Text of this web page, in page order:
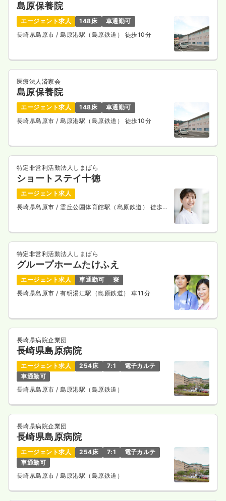
ブランク可
第二新卒可
気になる 詳細を見る
日勤のみ（パート） 一時募集休止
給与 お問い合わせください
時間 8:30～17:30
ブランク可
第二新卒可
詳細を見る
その他正看護師
日勤のみ（常勤） 一時募集休止
月給24万円以上可
気になる 詳細を見る
島原保養院
エージェント求人 148床
車通勤可
長崎県島原市 / 島原港駅（島原鉄道） 徒歩10分
医療法人済家会
島原保養院
エージェント求人 148床
車通勤可
長崎県島原市 / 島原港駅（島原鉄道） 徒歩10分
特定非営利活動法人しまばら
ショートステイ十徳
エージェント求人
長崎県島原市 / 霊丘公園体育館駅（島原鉄道） 徒歩6
特定非営利活動法人しまばら
グループホームたけふえ
エージェント求人 車通勤可
寮
長崎県島原市 / 有明湯江駅（島原鉄道） 車11分
長崎県病院企業団
長崎県島原病院
エージェント求人 254床 7:1
電子カルテ
車通勤可
長崎県島原市/ 島原港駅（島原鉄道）
長崎県病院企業団
長崎県島原病院
エージェント求人 254床 7:1
電子カルテ
車通勤可
長崎県島原市/ 島原港駅（島原鉄道）